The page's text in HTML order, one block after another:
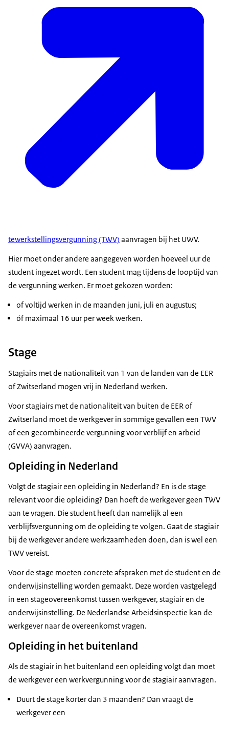
tewerkstellingsvergunning (TWV) aanvragen bij het UWV.
Hier moet onder andere aangegeven worden hoeveel uur de
student ingezet wordt. Een student mag tijdens de looptijd van
de vergunning werken. Er moet gekozen worden:
of voltijd werken in de maanden juni, juli en augustus;
óf maximaal 16 uur per week werken.
Stage
Stagiairs met de nationaliteit van 1 van de landen van de EER
of Zwitserland mogen vrij in Nederland werken.
Voor stagiairs met de nationaliteit van buiten de EER of
Zwitserland moet de werkgever in sommige gevallen een TWV
of een gecombineerde vergunning voor verblijf en arbeid
(GVVA) aanvragen.
Opleiding in Nederland
Volgt de stagiair een opleiding in Nederland? En is de stage
relevant voor die opleiding? Dan hoeft de werkgever geen TWV
aan te vragen. Die student heeft dan namelijk al een
verblijfsvergunning om de opleiding te volgen. Gaat de stagiair
bij de werkgever andere werkzaamheden doen, dan is wel een
TWV vereist.
Voor de stage moeten concrete afspraken met de student en de
onderwijsinstelling worden gemaakt. Deze worden vastgelegd
in een stageovereenkomst tussen werkgever, stagiair en de
onderwijsinstelling. De Nederlandse Arbeidsinspectie kan de
werkgever naar de overeenkomst vragen.
Opleiding in het buitenland
Als de stagiair in het buitenland een opleiding volgt dan moet
de werkgever een werkvergunning voor de stagiair aanvragen.
Duurt de stage korter dan 3 maanden? Dan vraagt de
werkgever een